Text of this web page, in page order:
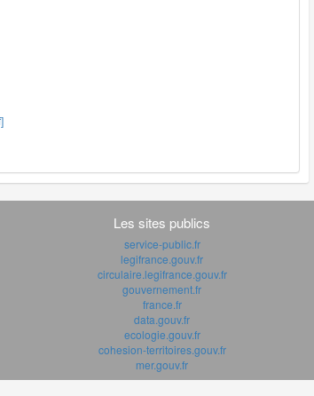
Les sites publics
service-public.fr
legifrance.gouv.fr
circulaire.legifrance.gouv.fr
gouvernement.fr
france.fr
data.gouv.fr
ecologie.gouv.fr
cohesion-territoires.gouv.fr
mer.gouv.fr